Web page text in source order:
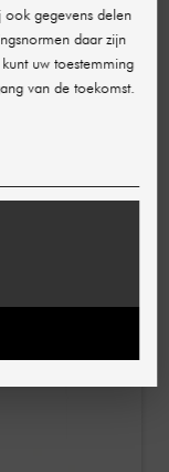
Peeling 50
ook gegevens delen
daar zijn
uw toestemming
van de toekomst.